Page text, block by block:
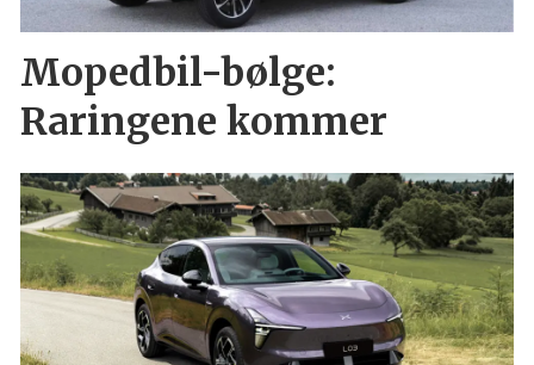
Mopedbil-bølge:
Raringene kommer